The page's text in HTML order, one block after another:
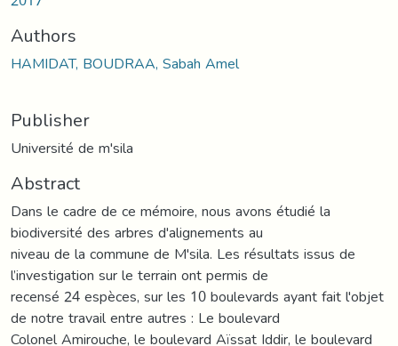
Authors
HAMIDAT, BOUDRAA, Sabah Amel
Publisher
Université de m'sila
Abstract
Dans le cadre de ce mémoire, nous avons étudié la
biodiversité des arbres d'alignements au
niveau de la commune de M'sila. Les résultats issus de
l’investigation sur le terrain ont permis de
recensé 24 espèces, sur les 10 boulevards ayant fait l'objet
de notre travail entre autres : Le boulevard
Colonel Amirouche, le boulevard Aïssat Iddir, le boulevard